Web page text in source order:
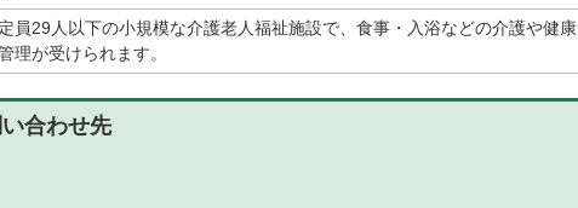
定員29人以下の小規模な介護老人福祉施設で、食事・入浴などの介護や健康
理が受けられます。
合わせ先